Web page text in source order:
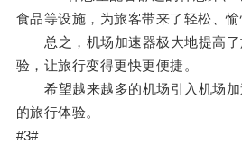
食品等设施，为旅客带来了轻松、愉
总之，机场加速器极大地提高了
验，让旅行变得更快更便捷。
希望越来越多的机场引入机场加
的旅行体验。
#3#